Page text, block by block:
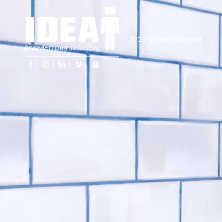
facebookinstagramlinkedinvimeopinterest
בית